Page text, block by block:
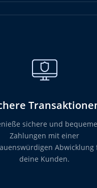
sichere und bequeme
Zahlungen mit einer
Abwicklung
deine Kunden.